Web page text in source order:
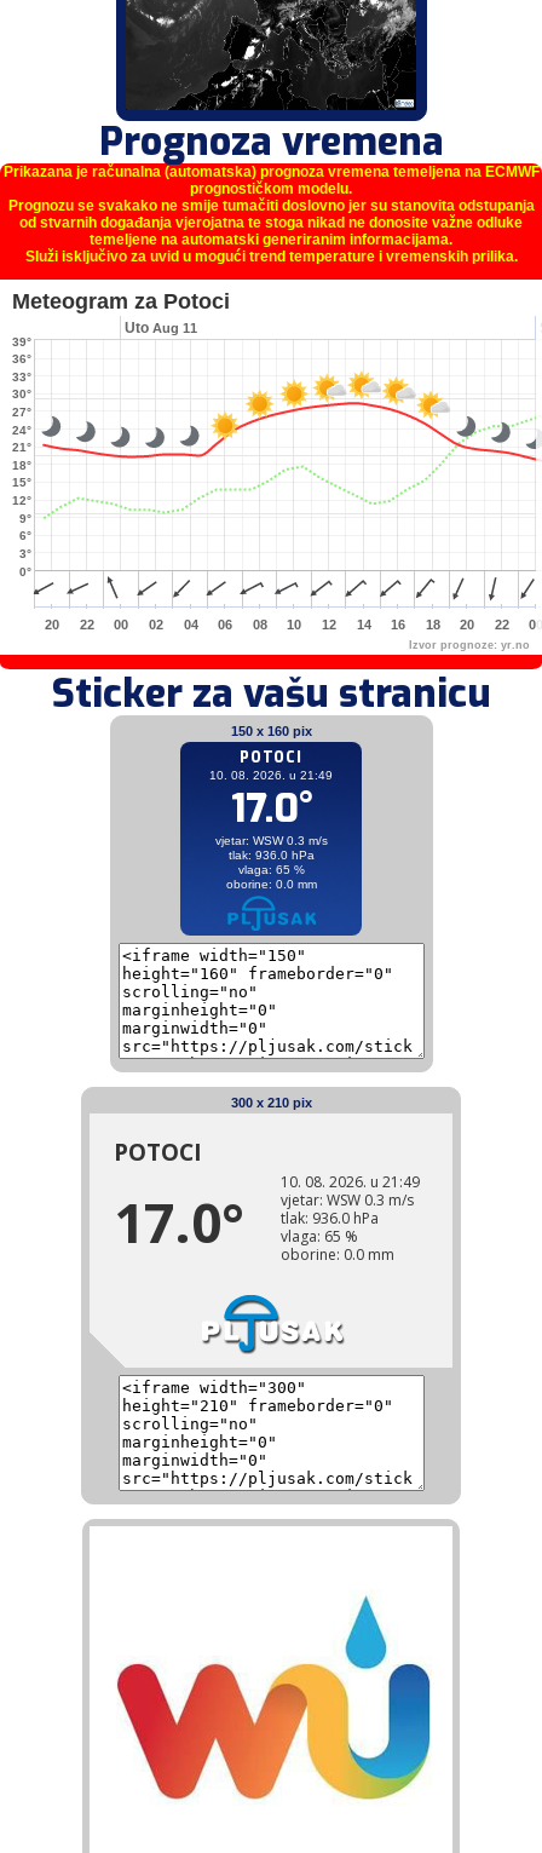
Prognoza vremena
Prikazana je računalna (automatska) prognoza vremena temeljena na ECMWF
prognostičkom modelu.
Prognozu se svakako ne smije tumačiti doslovno jer su stanovita odstupanja
od stvarnih događanja vjerojatna te stoga nikad ne donosite važne odluke
temeljene na automatski generiranim informacijama.
Služi isključivo za uvid u mogući trend temperature i vremenskih prilika.
Izvor prognoze: yr.no
Meteogram za Potoci
0°
3°
6°
9°
12°
15°
18°
21°
24°
27°
30°
33°
36°
39°
20 22 00 02 04 06 08 10 12 14 16 18 20 22
Uto Aug 11
Sticker za vašu stranicu
150 x 160 pix
300 x 210 pix